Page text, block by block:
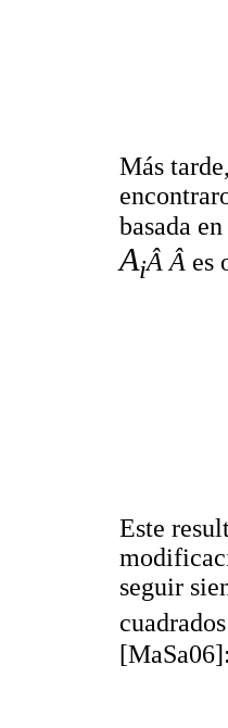
Más
basada
AiÂ Â es
Este
seguir
[MaSa06]: